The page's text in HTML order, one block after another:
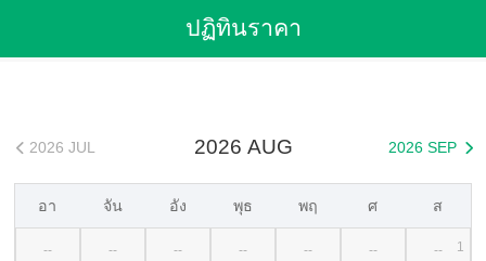
เซี่ยงไฮ้ to เชียงใหม่ Cheap Flightsปฏิทินราคา
2026 AUG
 2026 JUL 2026 SEP 
อา จัน อัง พุธ พฤ ศ ส
-- -- -- -- -- -- -- 1